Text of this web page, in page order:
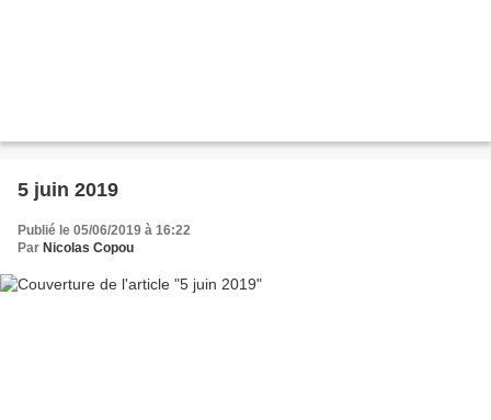
5 juin 2019
Publié le 05/06/2019 à 16:22
Par Nicolas Copou